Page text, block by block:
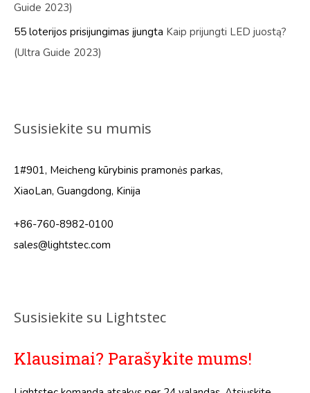
Guide 2023)
55 loterijos prisijungimas įjungta Kaip prijungti LED juostą?
(Ultra Guide 2023)
Susisiekite su mumis
1#901, Meicheng kūrybinis pramonės parkas,
XiaoLan, Guangdong, Kinija
+86-760-8982-0100
sales@lightstec.com
Susisiekite su Lightstec
Klausimai? Parašykite mums!